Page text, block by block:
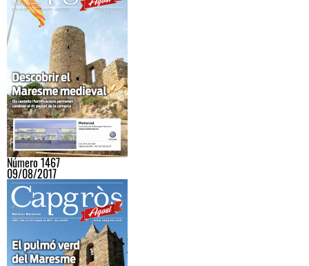
Número 1467
09/08/2017